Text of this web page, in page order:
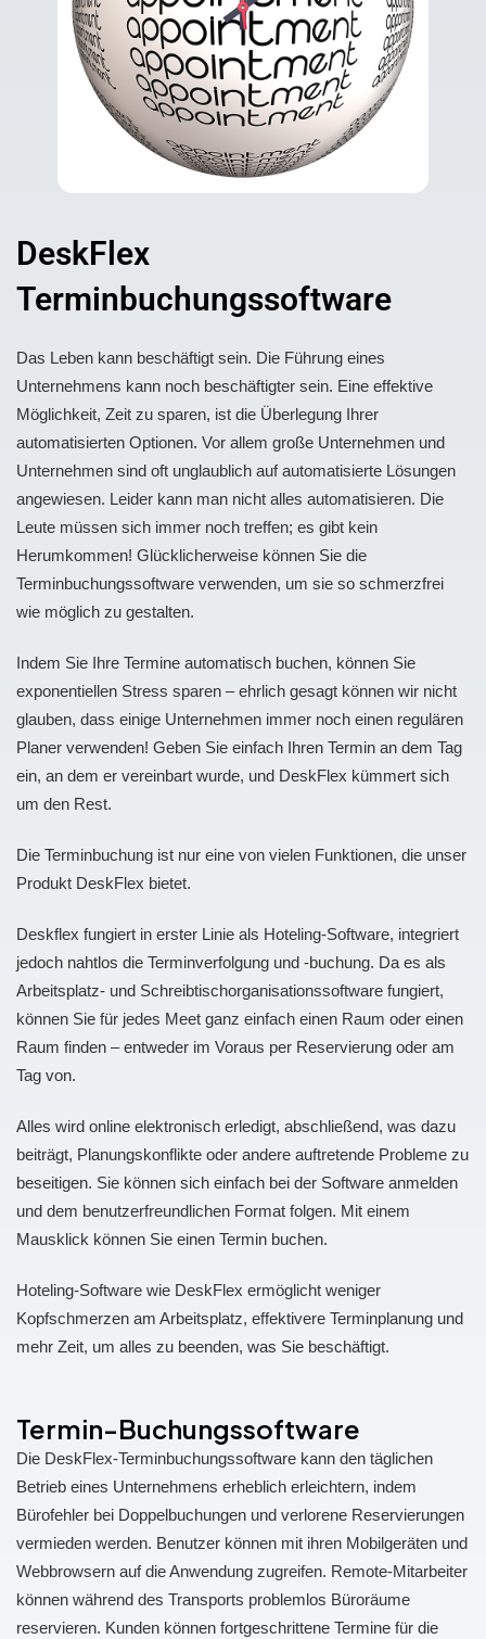
DeskFlex
Terminbuchungssoftware
Das Leben kann beschäftigt sein. Die Führung eines
Unternehmens kann noch beschäftigter sein. Eine effektive
Möglichkeit, Zeit zu sparen, ist die Überlegung Ihrer
automatisierten Optionen. Vor allem große Unternehmen und
Unternehmen sind oft unglaublich auf automatisierte Lösungen
angewiesen. Leider kann man nicht alles automatisieren. Die
Leute müssen sich immer noch treffen; es gibt kein
Herumkommen! Glücklicherweise können Sie die
Terminbuchungssoftware verwenden, um sie so schmerzfrei
wie möglich zu gestalten.
Indem Sie Ihre Termine automatisch buchen, können Sie
exponentiellen Stress sparen – ehrlich gesagt können wir nicht
glauben, dass einige Unternehmen immer noch einen regulären
Planer verwenden! Geben Sie einfach Ihren Termin an dem Tag
ein, an dem er vereinbart wurde, und DeskFlex kümmert sich
um den Rest.
Die Terminbuchung ist nur eine von vielen Funktionen, die unser
Produkt DeskFlex bietet.
Deskflex fungiert in erster Linie als Hoteling-Software, integriert
jedoch nahtlos die Terminverfolgung und -buchung. Da es als
Arbeitsplatz- und Schreibtischorganisationssoftware fungiert,
können Sie für jedes Meet ganz einfach einen Raum oder einen
Raum finden – entweder im Voraus per Reservierung oder am
Tag von.
Alles wird online elektronisch erledigt, abschließend, was dazu
beiträgt, Planungskonflikte oder andere auftretende Probleme zu
beseitigen. Sie können sich einfach bei der Software anmelden
und dem benutzerfreundlichen Format folgen. Mit einem
Mausklick können Sie einen Termin buchen.
Hoteling-Software wie DeskFlex ermöglicht weniger
Kopfschmerzen am Arbeitsplatz, effektivere Terminplanung und
mehr Zeit, um alles zu beenden, was Sie beschäftigt.
Termin-Buchungssoftware
Die DeskFlex-Terminbuchungssoftware kann den täglichen
Betrieb eines Unternehmens erheblich erleichtern, indem
Bürofehler bei Doppelbuchungen und verlorene Reservierungen
vermieden werden. Benutzer können mit ihren Mobilgeräten und
Webbrowsern auf die Anwendung zugreifen. Remote-Mitarbeiter
können während des Transports problemlos Büroräume
reservieren. Kunden können fortgeschrittene Termine für die